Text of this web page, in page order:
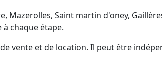
Mazerolles, Saint martin d'oney,
chaque étape.
vente et de location. Il peut être